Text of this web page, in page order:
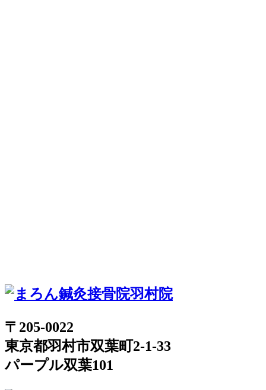
〒205-0022
東京都羽村市双葉町2-1-33
パープル双葉101